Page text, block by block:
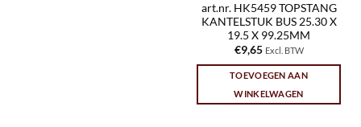
art.nr. HK5459 TOPSTANG
KANTELSTUK BUS 25.30 X
19.5 X 99.25MM
€9,65 Excl. BTW
TOEVOEGEN AAN
WINKELWAGEN